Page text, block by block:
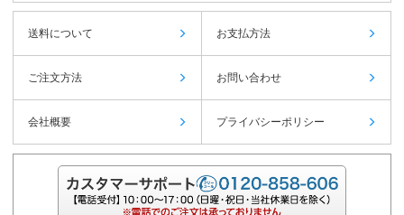
送料について お支払方法
ご注文方法 お問い合わせ
会社概要 プライバシーポリシー